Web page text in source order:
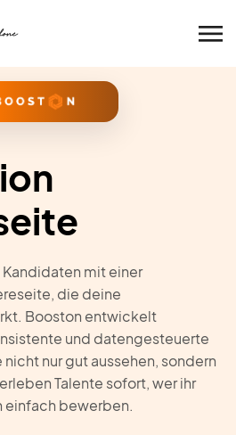
mit einer
die deine
Booston entwickelt
und datengesteuerte
nur gut aussehen, sondern
Talente sofort, wer ihr
einfach bewerben.